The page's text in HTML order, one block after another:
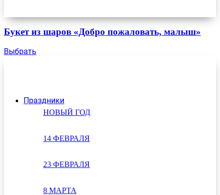
Праздники
НОВЫЙ ГОД
14 ФЕВРАЛЯ
23 ФЕВРАЛЯ
8 МАРТА
Букет из шаров «Добро пожаловать, малыш»
Выбрать